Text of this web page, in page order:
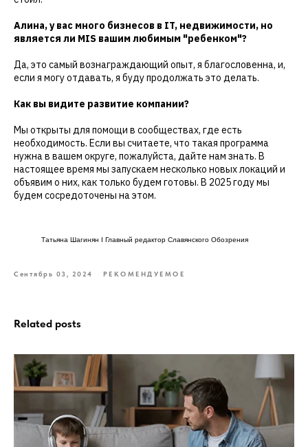
Алина, у вас много бизнесов в IT, недвижимости, но
является ли MIS вашим любимым "ребенком"?
Да, это самый вознаграждающий опыт, я благословенна, и,
если я могу отдавать, я буду продолжать это делать.
Как вы видите развитие компании?
Мы открыты для помощи в сообществах, где есть
необходимость. Если вы считаете, что такая программа
нужна в вашем округе, пожалуйста, дайте нам знать. В
настоящее время мы запускаем несколько новых локаций и
объявим о них, как только будем готовы. В 2025 году мы
будем сосредоточены на этом.
Татьяна Шагинян I Главный редактор Славянского Обозрения
Сентябрь 03, 2024 РЕКОМЕНДУЕМОЕ
Related posts